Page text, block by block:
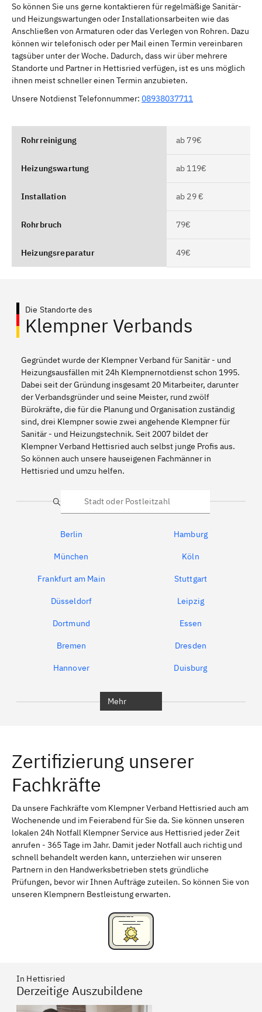
So können Sie uns gerne kontaktieren für regelmäßige Sanitär-
und Heizungswartungen oder Installationsarbeiten wie das
Anschließen von Armaturen oder das Verlegen von Rohren. Dazu
können wir telefonisch oder per Mail einen Termin vereinbaren
tagsüber unter der Woche. Dadurch, dass wir über mehrere
Standorte und Partner in Hettisried verfügen, ist es uns möglich
ihnen meist schneller einen Termin anzubieten.
Unsere Notdienst Telefonnummer: 08938037711
Rohrreinigung ab 79€
Heizungswartung ab 119€
Installation ab 29 €
Rohrbruch 79€
Heizungsreparatur 49€
Die Standorte des
Klempner Verbands
Gegründet wurde der Klempner Verband für Sanitär - und
Heizungsausfällen mit 24h Klempnernotdienst schon 1995.
Dabei seit der Gründung insgesamt 20 Mitarbeiter, darunter
der Verbandsgründer und seine Meister, rund zwölf
Bürokräfte, die für die Planung und Organisation zuständig
sind, drei Klempner sowie zwei angehende Klempner für
Sanitär - und Heizungstechnik. Seit 2007 bildet der
Klempner Verband Hettisried auch selbst junge Profis aus.
So können auch unsere hauseigenen Fachmänner in
Hettisried und umzu helfen.
Suche
Berlin Hamburg
München Köln
Frankfurt am Main Stuttgart
Düsseldorf Leipzig
Dortmund Essen
Bremen Dresden
Hannover Duisburg
Erlangen Bamberg
Bayreuth
Schweinfurt Passau
Freising Rudelsdorf, Mittelfranken
Mehr
Zertifizierung unserer
Fachkräfte
Da unsere Fachkräfte vom Klempner Verband Hettisried auch am
Wochenende und im Feierabend für Sie da. Sie können unseren
lokalen 24h Notfall Klempner Service aus Hettisried jeder Zeit
anrufen - 365 Tage im Jahr. Damit jeder Notfall auch richtig und
schnell behandelt werden kann, unterziehen wir unseren
Partnern in den Handwerksbetrieben stets gründliche
Prüfungen, bevor wir Ihnen Aufträge zuteilen. So können Sie von
unseren Klempnern Bestleistung erwarten.
In Hettisried
Derzeitige Auszubildene